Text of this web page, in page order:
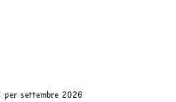
settembre 2026